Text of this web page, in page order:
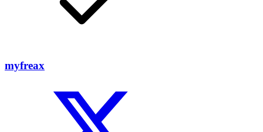
myfreax